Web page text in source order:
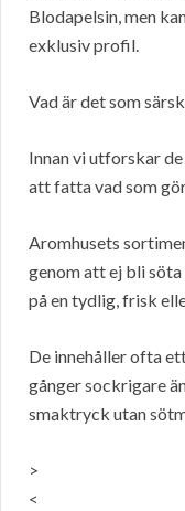
Blodapelsin, men
exklusiv profil.
Vad är det som
Innan vi utforskar
att fatta vad som
Aromhusets
genom att ej bli
på en tydlig, frisk
De innehåller ofta
gånger sockrigare
smaktryck utan
>
<